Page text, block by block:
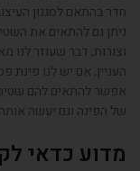
חדר בהתאם לסגנון
ניתן גם להתאים את
וצורות, דבר שעוזר לנו
העניין, אם יש לנו
אפשר להתאים להם
של הפינה וגם יעשה
מדוע כדאי